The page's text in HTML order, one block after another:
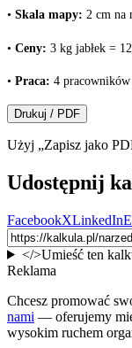
• Skala mapy: 2 cm na
• Ceny: 3 kg jabłek =
• Praca: 4
Drukuj / PDF
Użyj „Zapisz jako
Udostępnij
FacebookXLinkedIn
</>Umieść ten
Reklama
Chcesz promować
nami — oferujemy
wysokim ruchem